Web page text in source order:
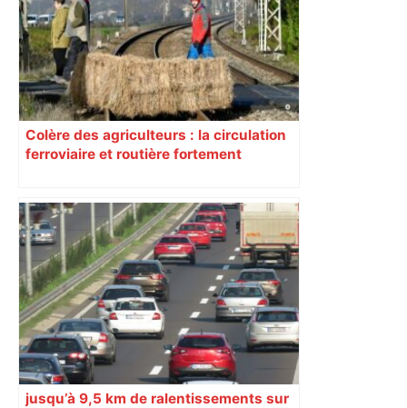
Colère des agriculteurs : la circulation
ferroviaire et routière fortement
jusqu’à 9,5 km de ralentissements sur